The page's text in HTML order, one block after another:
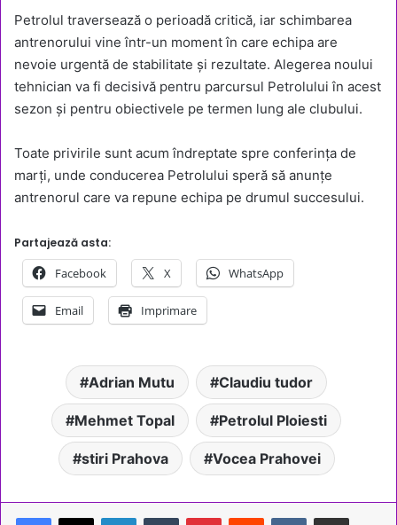
Petrolul traversează o perioadă critică, iar schimbarea
antrenorului vine într-un moment în care echipa are
nevoie urgentă de stabilitate și rezultate. Alegerea noului
tehnician va fi decisivă pentru parcursul Petrolului în acest
sezon și pentru obiectivele pe termen lung ale clubului.
Toate privirile sunt acum îndreptate spre conferința de
marți, unde conducerea Petrolului speră să anunțe
antrenorul care va repune echipa pe drumul succesului.
Partajează asta:
Facebook X WhatsApp
Email Imprimare
Adrian Mutu Claudiu tudor
Mehmet Topal Petrolul Ploiesti
stiri Prahova Vocea Prahovei
LinkedInTumblr PinterestReddit VKontakteShare via Email